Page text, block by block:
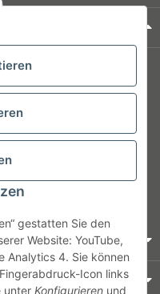
gestatten Sie den
Website: YouTube,
Analytics 4. Sie können
Icon links
unter Konfigurieren und